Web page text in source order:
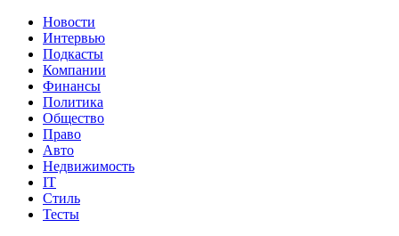
Новости
Интервью
Подкасты
Компании
Финансы
Политика
Общество
Право
Авто
Недвижимость
IT
Стиль
Тесты